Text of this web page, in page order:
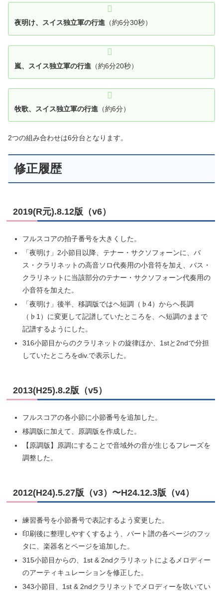
夜明け、スイス独立軍の行進 （約6分30秒）
嵐、スイス独立軍の行進 （約6分20秒）
牧歌、スイス独立軍の行進 （約6分）
2つの組み合わせは6分台となります。
修正履歴
2019(R元).8.12版（v6）
フルスコアの拍子番号を大きくした。
「夜明け」2小節目以降、テナー・サクソフォーンに、バ
ス・クラリネットの高音ソロ代奏用の小音符を加え、バス・
クラリネットに当該部分のテナー・サクソフォーン代奏用の
小音符を加えた。
「夜明け」後半、移調版ではヘ短調（♭4）からヘ長調
（♭1）に変更して記譜していたところを、ヘ短調のままで
記譜するようにした。
316小節目からのクラリネットの旋律ほか、1stと2ndで分担
していたところをdiv.で表示した。
2013(H25).8.2版（v5）
フルスコアの各小節に小節番号を追加した。
移調版に加えて、原調版を作成した。
【原調版】原調にすることで音域外の音が生じるフレーズを
調整した。
2012(H24).5.27版（v3）〜H24.12.3版（v4）
練習番号を小節番号で表記するよう変更した。
印刷後に整理しやすくするよう、パート譜の各ページのフッ
タに、楽器名とページを追加した。
315小節目からの、1st & 2ndクラリネットによるメロディー
のアーティキュレーションを修正した。
343小節目、1st & 2ndクラリネットでメロディーを吹いてい